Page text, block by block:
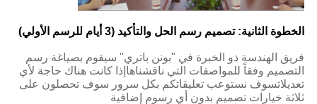
الخطوة الثانية: تصميم رسم الحل والتأكيد (3 أيام للرسم الأولي)
فريق الهندسة ذو الخبرة في "بونن باتري" سيقوم بصياغة رسم
التصميم وفقاً للمواصفات التي ناقشناهاإذا كانت هناك حاجة لأي
تعديلاتسوف نستوعب تعليقاتكم بكل سرور سوف تحصلون على
ثلاثة خيارات تصميم بدون أي رسوم إضافية